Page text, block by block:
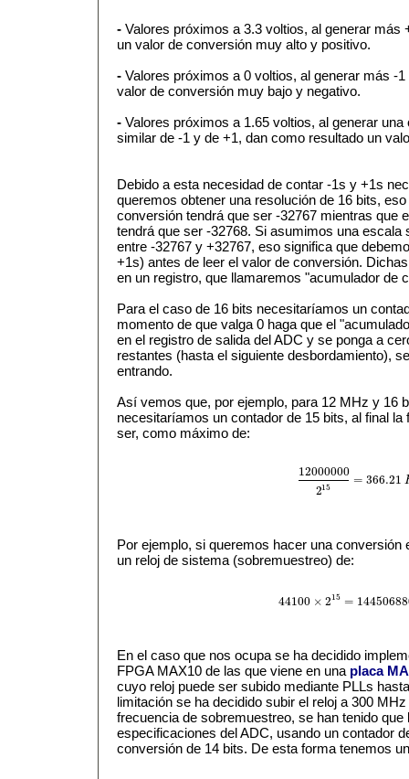
-Valores próximos a 3.3 voltios, al generar más
un valor de conversión muy alto y positivo.
-Valores próximos a 0 voltios, al generar más -
valor de conversión muy bajo y negativo.
-Valores próximos a 1.65 voltios, al generar una
similar de -1 y de +1, dan como resultado un
Debido a esta necesidad de contar -1s y +1s
queremos obtener una resolución de 16 bits,
conversión tendrá que ser -32767 mientras que
tendrá que ser -32768. Si asumimos una escala
entre -32767 y +32767, eso significa que
+1s) antes de leer el valor de conversión.
en un registro, que llamaremos "acumulador de
Para el caso de 16 bits necesitaríamos un
momento de que valga 0 haga que el
en el registro de salida del ADC y se ponga a
restantes (hasta el siguiente desbordamiento),
entrando.
Así vemos que, por ejemplo, para 12 MHz y 16
necesitaríamos un contador de 15 bits, al final
ser, como máximo de:
12000000
215 = 366.21
120000002 15 =366.21H
Por ejemplo, si queremos hacer una
un reloj de sistema (sobremuestreo) de:
44100 × 215 =
44100 ×215=1445068800
En el caso que nos ocupa se ha decidido
FPGA MAX10 de las que viene en una placa
cuyo reloj puede ser subido mediante PLLs
limitación se ha decidido subir el reloj a 300
frecuencia de sobremuestreo, se han tenido que
especificaciones del ADC, usando un contador
conversión de 14 bits. De esta forma tenemos